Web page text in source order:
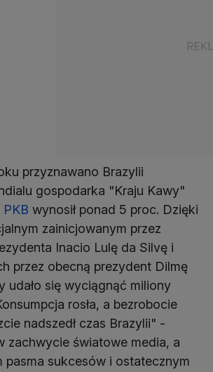
przyznawano Brazylii
gospodarka "Kraju Kawy"
PKB wynosił ponad 5 proc. Dzięki
zainicjowanym przez
Inacio Lulę da Silvę i
przez obecną prezydent Dilmę
udało się wyciągnąć miliony
rosła, a bezrobocie
nadszedł czas Brazylii" -
zachwycie światowe media, a
pasma sukcesów i ostatecznym